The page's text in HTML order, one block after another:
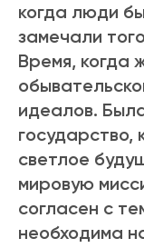
когда люди
замечали
Время, когда
идеалов.
государство,
светлое
мировую
согласен с
необходима